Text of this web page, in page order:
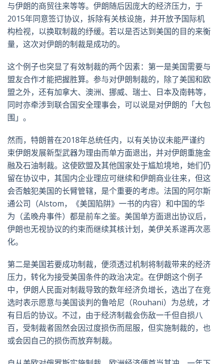
与伊朗的商贸往来等等。伊朗随后因庞大的经济压力，于
2015年同意签订协议，拆除有关核设施，并开放予国际机
构检视，以换取制裁的纾缓。若以是否达到美国的目的来衡
量，这次对伊朗的制裁是成功的。
这个例子也突显了有效制裁的两个因素：第一是美国需要与
盟友合作才能把握胜算。参与对伊朗制裁的，除了美国和欧
盟之外，还有加拿大、澳洲、挪威、瑞士、日本及南韩等，
同时亦牵涉到联合国安全理事会，可以说是对伊朗的「大包
围」。
然而，特朗普在2018年总统任内，以有关协议未能严谨约
束伊朗发展新型武器为理由而单方面退出，并对伊朗重施金
融及石油制裁。这使欧盟及其他国家处于尴尬境地，她们仍
留在协议中，其国内企业理应可继续和伊朗商业往来，但这
会否触犯美国的长臂管辖，是个重要的考虑。法国的阿尔斯
通公司（Alstom，《美国陷阱》一书的内容）和中国的华
为（孟晚舟事件）都是前车之鉴。美国单方面退出协议后，
伊朗也无视协议的约束而继续其核计划，美伊关系遂再次恶
化。
第二是美国若要成功制裁，便须透过机制将制裁带来的经济
压力，转化为接受美国条件的政治决定。在伊朗这个例子
中，伊朗人民面对制裁导致的数年经济负增长，选出了在竞
选时表示愿意与美国谈判的鲁哈尼（Rouhani）为总统，才
有日后的协议。不过，由于经济制裁会伤敌一千但自损八
百，受制裁者固然会因过度损伤而屈服，但实施制裁的，也
或会因自己的损伤而放弃制裁。